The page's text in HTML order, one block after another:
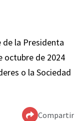
de la Presidenta
octubre de 2024
o la Sociedad
Compartir